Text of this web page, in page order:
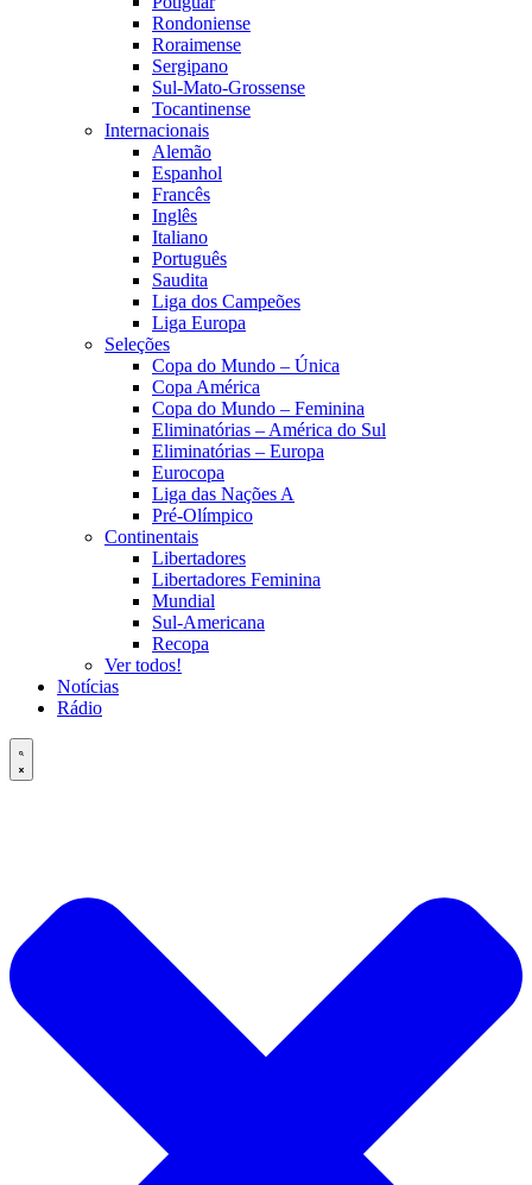
Rondoniense
Roraimense
Sergipano
Sul-Mato-Grossense
Tocantinense
Internacionais
Alemão
Espanhol
Francês
Inglês
Italiano
Português
Saudita
Liga dos Campeões
Liga Europa
Seleções
Copa do Mundo – Única
Copa América
Copa do Mundo – Feminina
Eliminatórias – América do Sul
Eliminatórias – Europa
Eurocopa
Liga das Nações A
Pré-Olímpico
Continentais
Libertadores
Libertadores Feminina
Mundial
Sul-Americana
Recopa
Ver todos!
Notícias
Rádio